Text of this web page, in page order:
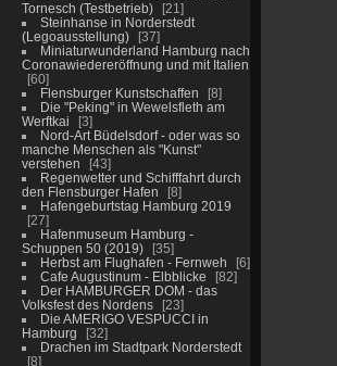
Tornesch (Testbetrieb)
21
Steinhanse in Norderstedt
(Legoausstellung)
37
Miniaturwunderland Hamburg nach
Coronawiedereröffnung und mit Italien
60
Flensburger Kunstschaffen
8
Die "Peking" in Wewelsfleth am
Werftkai
3
Nord-Art Büdelsdorf - oder was so
manche Menschen als "Kunst"
verstehen
43
Regenwetter und Schifffahrt durch
den Flensburger Hafen
8
Hafengeburtstag Hamburg 2019
27
Hafenmuseum Hamburg -
Schuppen 50 (2019)
35
Herbst am Flughafen - Fernweh
6
Cafe Augustinum - Elbblicke
82
Der HAMBURGER DOM - das
Volksfest des Nordens
23
Die AMERIGO VESPUCCI in
Hamburg
32
Drachen im Stadtpark Norderstedt
8